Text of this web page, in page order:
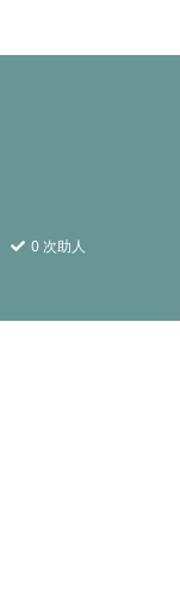
0 次助人